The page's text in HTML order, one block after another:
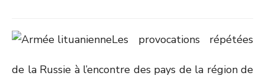
Les provocations répétées
de la Russie à l’encontre des pays de la région de